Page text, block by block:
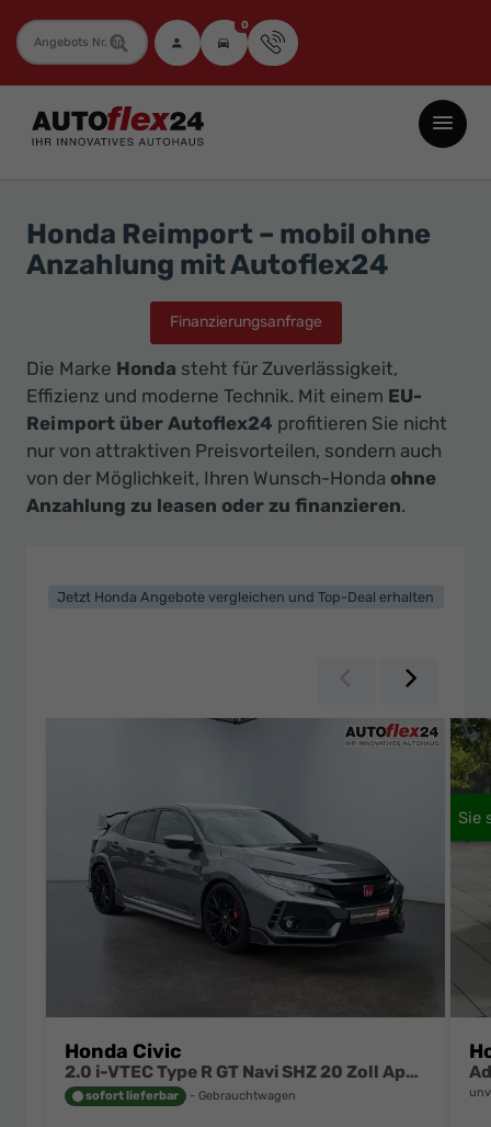
Fahrzeugnummer 0
Autoflex24
GmbH
Neuwagen
Jahreswagen
Gebrauchtwagen
zu
Top-
Preisen
Ihr
Honda Reimport – mobil ohne
Anzahlung mit Autoflex24
Finanzierungsanfrage
Die Marke Honda steht für Zuverlässigkeit,
Effizienz und moderne Technik. Mit einem EU-
Reimport über Autoflex24 profitieren Sie nicht
nur von attraktiven Preisvorteilen, sondern auch
von der Möglichkeit, Ihren Wunsch-Honda ohne
Anzahlung zu leasen oder zu finanzieren.
Jetzt Honda Angebote vergleichen und Top-Deal erhalten
Zurück
Honda Civic
2.0 i-VTEC Type R GT Navi SHZ 20 Zoll Apple
sofort lieferbar Gebrauchtwagen